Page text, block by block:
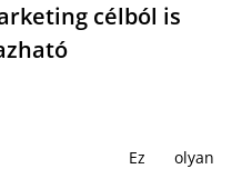
célból is
Ez olyan